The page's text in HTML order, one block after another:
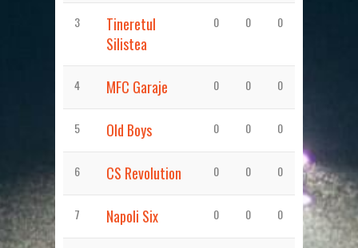
3
Tineretul
Silistea
0 0 0
4 MFC Garaje 0 0 0
5 Old Boys 0 0 0
6 CS Revolution 0 0 0
7 Napoli Six 0 0 0